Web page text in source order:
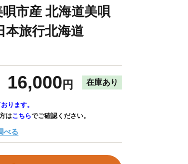
市産 北海道美唄
本旅行北海道
16,000 円 在庫あり
ります。
はこちらでご確認ください。
べる